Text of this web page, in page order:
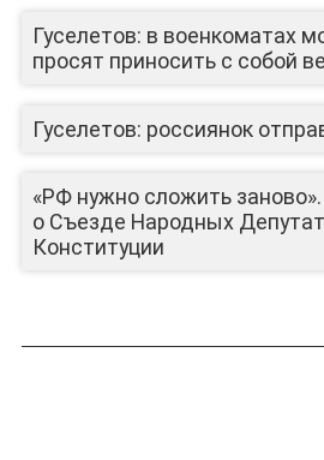
Гуселетов: в военкоматах
просят приносить с собой
Гуселетов: россиянок
«РФ нужно сложить
о Съезде Народных
Конституции